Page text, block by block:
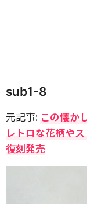
sub1-8
元記事: この懐か
レトロな花柄や
復刻発売